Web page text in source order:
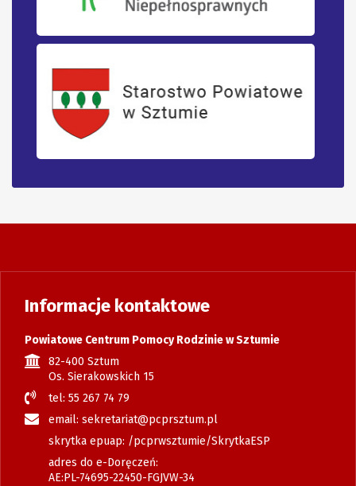
Informacje kontaktowe
Powiatowe Centrum Pomocy Rodzinie w Sztumie
82-400 Sztum
Os. Sierakowskich 15
tel: 55 267 74 79
email: sekretariat@pcprsztum.pl
skrytka epuap: /pcprwsztumie/SkrytkaESP
adres do e-Doręczeń:
AE:PL-74695-22450-FGJVW-34